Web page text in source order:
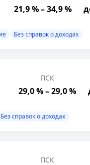
в РФ,
ПАО
21,9 % – 34,9 %
Без справок о доходах
ПСК
29,0 % – 29,0 %
Без справок о доходах
ПСК